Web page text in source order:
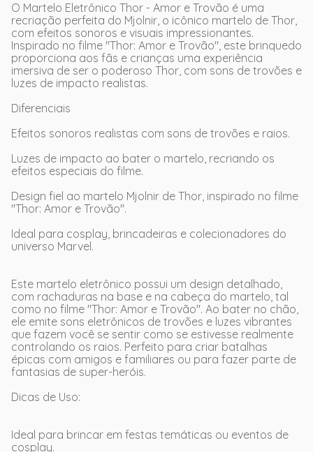
O Martelo Eletrônico Thor - Amor e Trovão é uma
recriação perfeita do Mjolnir, o icônico martelo de Thor,
com efeitos sonoros e visuais impressionantes.
Inspirado no filme "Thor: Amor e Trovão", este brinquedo
proporciona aos fãs e crianças uma experiência
imersiva de ser o poderoso Thor, com sons de trovões e
luzes de impacto realistas.
Diferenciais
Efeitos sonoros realistas com sons de trovões e raios.
Luzes de impacto ao bater o martelo, recriando os
efeitos especiais do filme.
Design fiel ao martelo Mjolnir de Thor, inspirado no filme
"Thor: Amor e Trovão".
Ideal para cosplay, brincadeiras e colecionadores do
universo Marvel.
Este martelo eletrônico possui um design detalhado,
com rachaduras na base e na cabeça do martelo, tal
como no filme "Thor: Amor e Trovão". Ao bater no chão,
ele emite sons eletrônicos de trovões e luzes vibrantes
que fazem você se sentir como se estivesse realmente
controlando os raios. Perfeito para criar batalhas
épicas com amigos e familiares ou para fazer parte de
fantasias de super-heróis.
Dicas de Uso:
Ideal para brincar em festas temáticas ou eventos de
cosplay.